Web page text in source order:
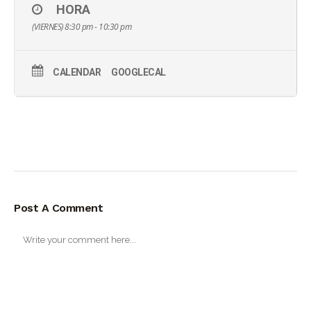
HORA
(VIERNES) 8:30 pm - 10:30 pm
CALENDAR GOOGLECAL
Post A Comment